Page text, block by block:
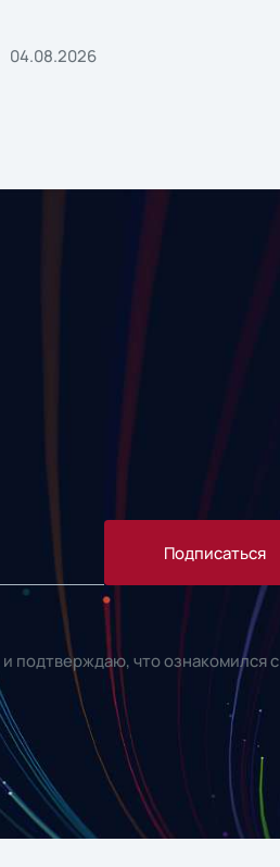
04.08.2026
Подписаться
и подтверждаю, что ознакомился с